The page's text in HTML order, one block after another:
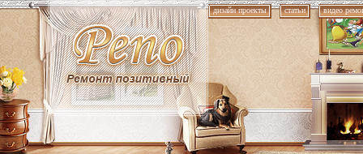
дизайн проекты статьи видео